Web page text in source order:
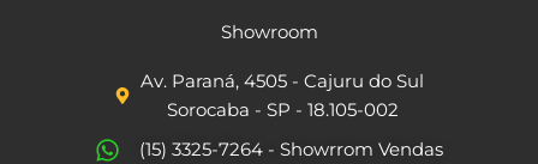
c
e
b
o
t
a
g
Showroom
Av. Paraná, 4505 - Cajuru do Sul
Sorocaba - SP - 18.105-002
(15) 3325-7264 - Showrrom Vendas